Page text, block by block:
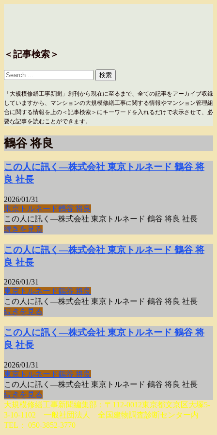
＜記事検索＞
「大規模修繕工事新聞」創刊から現在に至るまで、全ての記事をアーカイブ収録
していますから、マンションの大規模修繕工事に関する情報やマンション管理組
合に関する情報を上の＜記事検索＞にキーワードを入れるだけで表示させて、必
要な記事を読むことができます。
鶴谷 将良
この人に訊く―株式会社 東京トルネード 鶴谷 将
良 社長
2026/01/31
東京トルネード鶴谷 将良
この人に訊く―株式会社 東京トルネード 鶴谷 将良 社長
続きを見る
この人に訊く―株式会社 東京トルネード 鶴谷 将
良 社長
2026/01/31
東京トルネード鶴谷 将良
この人に訊く―株式会社 東京トルネード 鶴谷 将良 社長
続きを見る
この人に訊く―株式会社 東京トルネード 鶴谷 将
良 社長
2026/01/31
東京トルネード鶴谷 将良
この人に訊く―株式会社 東京トルネード 鶴谷 将良 社長
続きを見る
大規模修繕工事新聞編集部：〒112-0012東京都文京区大塚5-
3-10-1102 一般社団法人 全国建物調査診断センター内
TEL： 050-3852-3770